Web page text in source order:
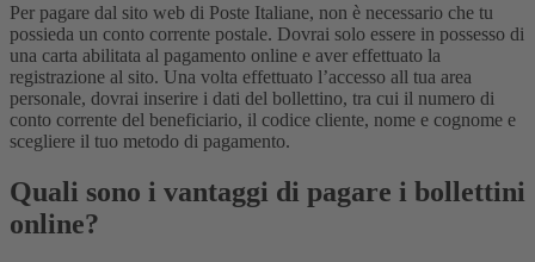
Per pagare dal sito web di Poste Italiane, non è necessario che tu
possieda un conto corrente postale. Dovrai solo essere in possesso di
una carta abilitata al pagamento online e aver effettuato la
registrazione al sito. Una volta effettuato l’accesso all tua area
personale, dovrai inserire i dati del bollettino, tra cui il numero di
conto corrente del beneficiario, il codice cliente, nome e cognome e
scegliere il tuo metodo di pagamento.
Quali sono i vantaggi di pagare i bollettini
online?